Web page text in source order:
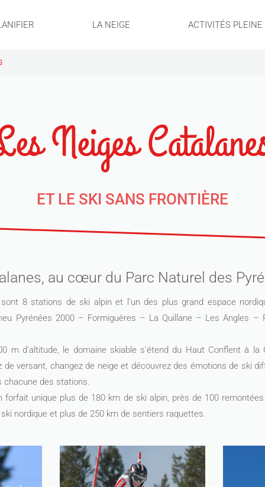
LA NEIGE ACTIVITÉS
Neiges
ET LE SKI SANS FRONTIÈRE
au cœur du Parc Naturel des
8 stations de ski alpin et l’un des plus grand espace
Pyrénées 2000 – Formiguères – La Quillane – Les Angles –
m d’altitude, le domaine skiable s’étend du Haut Conflent à la
de versant, changez de neige et découvrez des émotions de ski
chacune des stations.
forfait unique plus de 180 km de ski alpin, près de 100
nordique et plus de 250 km de sentiers raquettes.